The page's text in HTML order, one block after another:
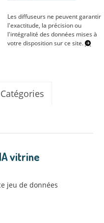
Les diffuseurs ne peuvent garantir
l'exactitude, la précision ou
l'intégralité des données mises à
votre disposition sur ce site.
Catégories
vitrine
jeu de données